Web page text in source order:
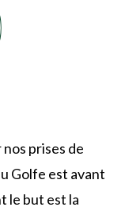
prises de
Golfe est avant
le but est la